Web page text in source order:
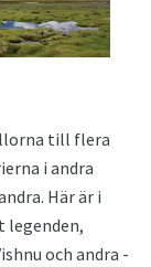
till flera
i andra
Här är i
legenden,
och andra -